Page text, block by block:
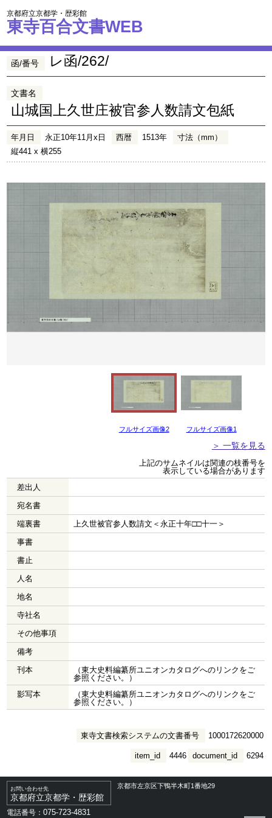
京都府立京都学・歴彩館
東寺百合文書WEB
函/番号 レ函/262/
文書名
山城国上久世庄被官参人数請文包紙
年月日 永正10年11月x日 西暦 1513年
寸法（mm）
縦441 x 横255
フルサイズ画像2 フルサイズ画像1
＞ 一覧を見る
上記のサムネイルは関連の枝番号を
表示している場合があります
差出人
宛名書
端裏書
上久世被官参人数請文＜永正十年□□十一＞
事書
書止
人名
地名
寺社名
その他事項
備考
刊本
（東大史料編纂所ユニオンカタログへのリンクをご
参照ください。）
影写本
（東大史料編纂所ユニオンカタログへのリンクをご
参照ください。）
東寺文書検索システムの文書番号 1000172620000
document_id 6294
item_id 4446
お問い合わせ先
京都府立京都学・歴彩館
京都市左京区下鴨半木町1番地29
電話番号：075-723-4831